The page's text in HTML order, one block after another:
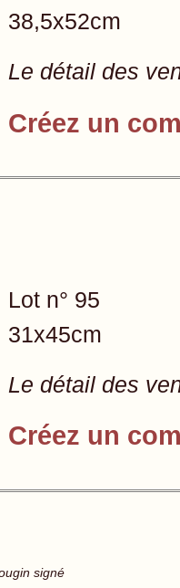
38,5x52cm
Le détail des
Créez un
Lot n° 95
31x45cm
Le détail des
Créez un
signé